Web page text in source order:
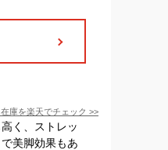
庫を楽天でチェック >>
く、ストレッ
美脚効果もあ